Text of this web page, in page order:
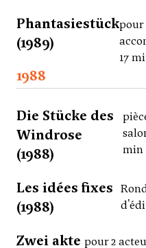
Phantasiestück
(1989)
pour
17
1988
Die Stücke des
Windrose
(1988)
min
Les idées fixes
(1988)
Zwei akte pour 2